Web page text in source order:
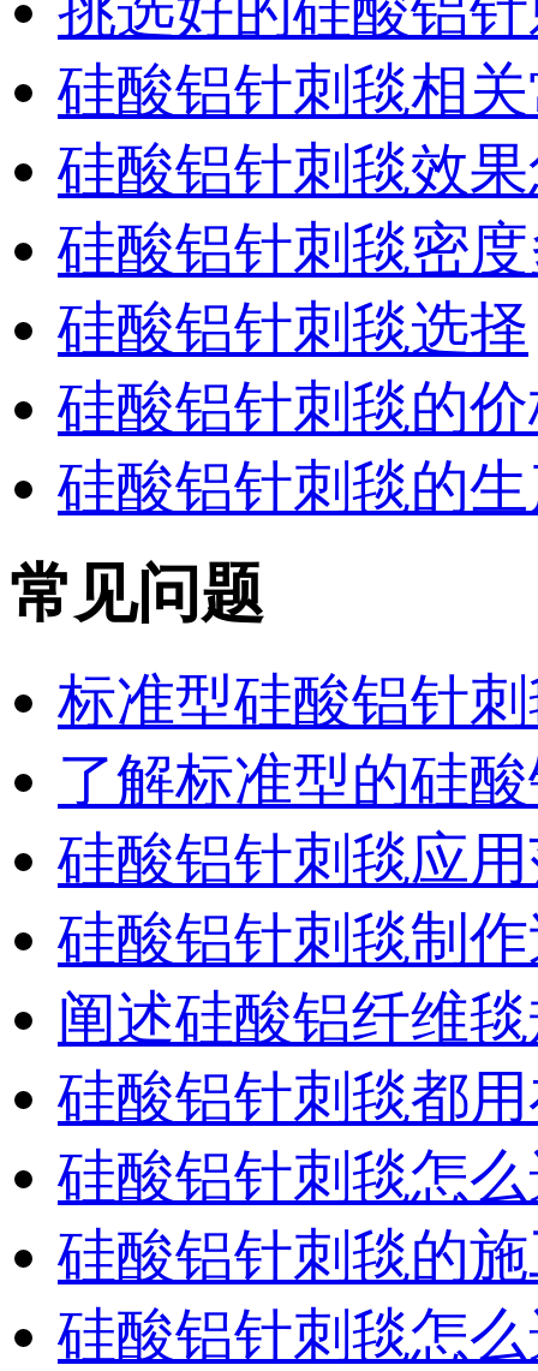
硅酸铝针刺毯相
硅酸铝针刺毯效
硅酸铝针刺毯密
硅酸铝针刺毯选择
硅酸铝针刺毯的
硅酸铝针刺毯的
常见问题
标准型硅酸铝针
了解标准型的硅
硅酸铝针刺毯应
硅酸铝针刺毯制
阐述硅酸铝纤维
硅酸铝针刺毯都
硅酸铝针刺毯怎
硅酸铝针刺毯的
硅酸铝针刺毯怎